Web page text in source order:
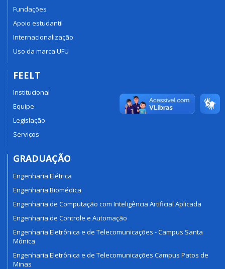
Fundações
Apoio estudantil
Internacionalização
Uso da marca UFU
FEELT
Institucional
Equipe
Legislação
Serviços
GRADUAÇÃO
Engenharia Elétrica
Engenharia Biomédica
Engenharia de Computação com Inteligência Artificial Aplicada
Engenharia de Controle e Automação
Engenharia Eletrônica e de Telecomunicações - Campus Santa
Mônica
Engenharia Eletrônica e de Telecomunicações Campus Patos de
Minas